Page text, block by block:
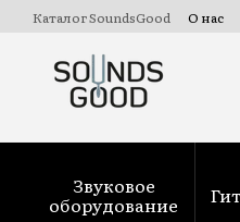
Перейти к основному
Каталог SoundsGood О нас
Звуковое
оборудование